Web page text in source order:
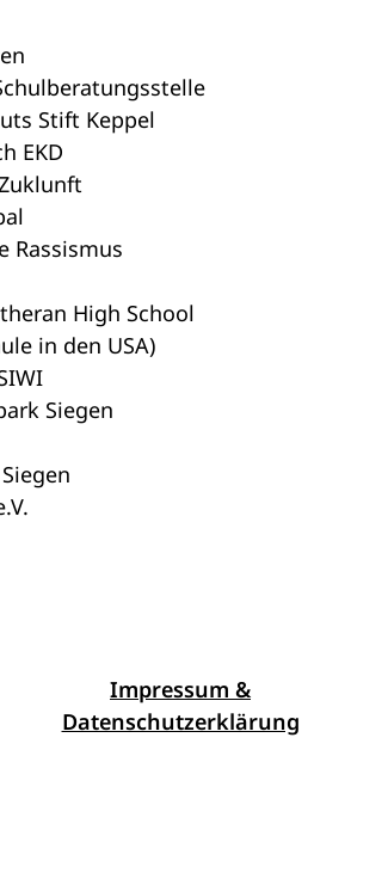
Stift Keppel
EKD
Rassismus
High School
in den USA)
Siegen
Impressum &
Datenschutzerklärung